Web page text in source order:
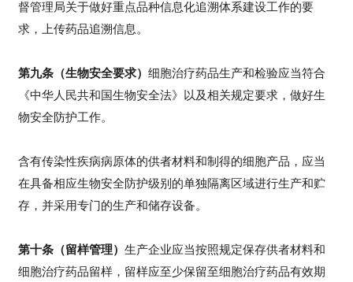
督管理局关于做好重点品种信息化追溯体系建设工作的要
求，上传药品追溯信息。
第九条（生物安全要求） 细胞治疗药品生产和检验应当符合
《中华人民共和国生物安全法》以及相关规定要求，做好生
物安全防护工作。
含有传染性疾病病原体的供者材料和制得的细胞产品，应当
在具备相应生物安全防护级别的单独隔离区域进行生产和贮
存，并采用专门的生产和储存设备。
第十条（留样管理） 生产企业应当按照规定保存供者材料和
细胞治疗药品留样，留样应至少保留至细胞治疗药品有效期